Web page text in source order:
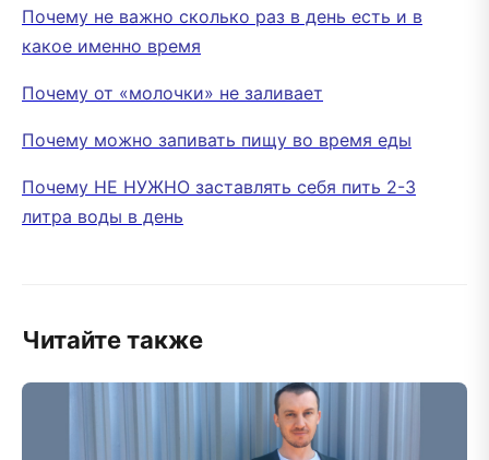
Почему не важно сколько раз в день есть и в
какое именно время
Почему от «молочки» не заливает
Почему можно запивать пищу во время еды
Почему НЕ НУЖНО заставлять себя пить 2-3
литра воды в день
Читайте также